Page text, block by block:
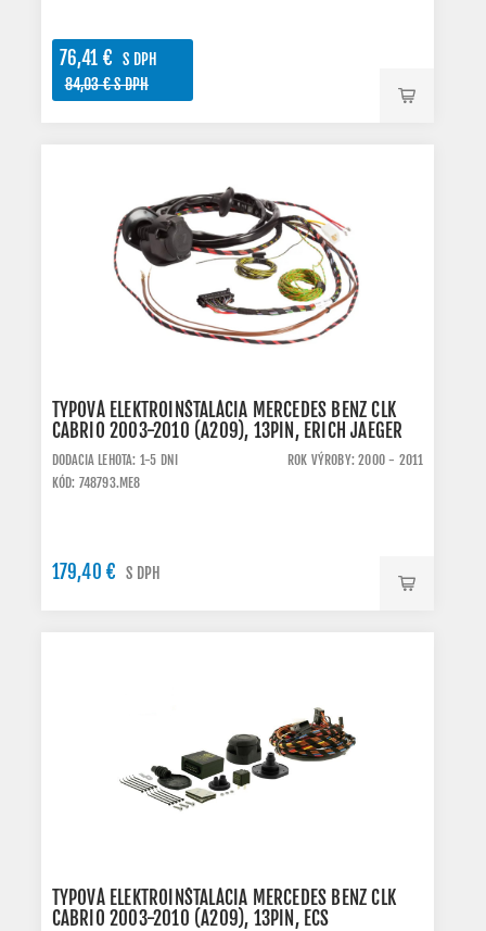
76,41 € S DPH
84,03 € S DPH
TYPOVÁ ELEKTROINŠTALÁCIA MERCEDES BENZ CLK
CABRIO 2003-2010 (A209), 13PIN, ERICH JAEGER
DODACIA LEHOTA: 1-5 DNI
ROK VÝROBY: 2000 - 2011
KÓD: 748793.ME8
179,40 € S DPH
TYPOVÁ ELEKTROINŠTALÁCIA MERCEDES BENZ CLK
CABRIO 2003-2010 (A209), 13PIN, ECS